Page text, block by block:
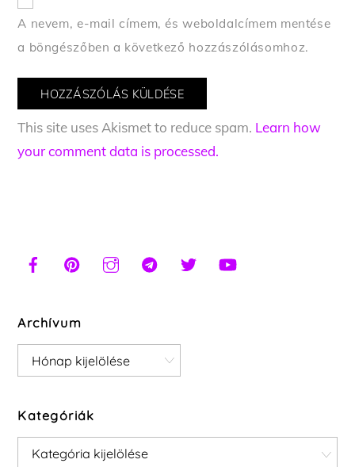
A nevem, e-mail címem, és weboldalcímem mentése
a böngészőben a következő hozzászólásomhoz.
This site uses Akismet to reduce spam. Learn how
your comment data is processed.
Archívum
Archívum
Kategóriák
Kategóriák